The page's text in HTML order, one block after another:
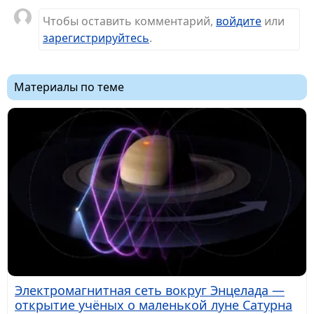
Чтобы оставить комментарий, войдите или
зарегистрируйтесь.
Материалы по теме
Электромагнитная сеть вокруг Энцелада —
открытие учёных о маленькой луне Сатурна